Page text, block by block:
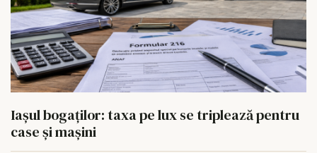
Iașul bogaților: taxa pe lux se triplează pentru
case și mașini